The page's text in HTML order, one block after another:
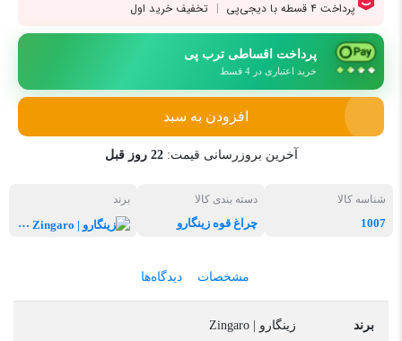
پرداخت اقساطی ترب پی
خرید اعتباری در 4 قسط
افزودن به سبد
آخرین بروزرسانی قیمت:22 روز قبل
شناسه کالا
1007
دسته بندی کالا
چراغ قوه زینگارو
برند
مشخصات دیدگاه‌ها
برند زینگارو | Zingaro